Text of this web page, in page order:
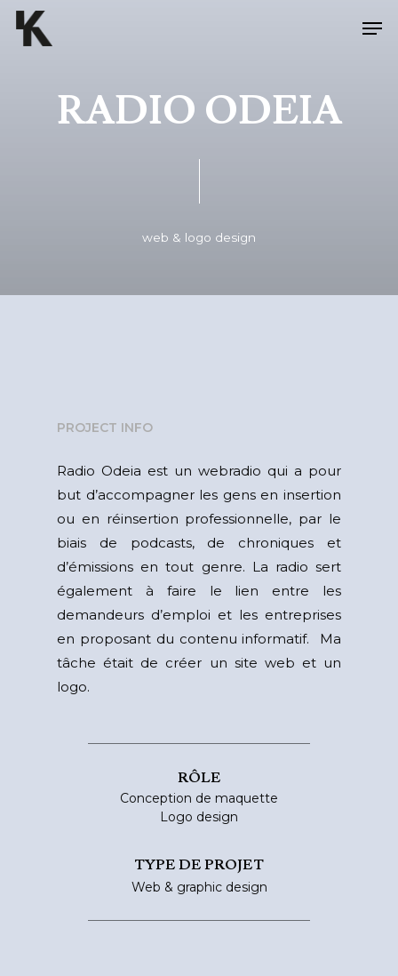
Skip
RADIO ODEIA
web & logo design
PROJECT INFO
Radio Odeia est un webradio qui a pour
but d’accompagner les gens en insertion
ou en réinsertion professionnelle, par le
biais de podcasts, de chroniques et
d’émissions en tout genre. La radio sert
également à faire le lien entre les
demandeurs d’emploi et les entreprises
en proposant du contenu informatif. Ma
tâche était de créer un site web et un
logo.
RÔLE
Conception de maquette
Logo design
TYPE DE PROJET
Web & graphic design